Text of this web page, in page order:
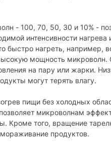
механическое
черный
261 х 455 х
могут изменяться
- 100, 70, 50, 30 и 10% -
интенсивности нагрева
быстро нагреть, например,
мощность микроволн.
на пару или жарки.
могут терять влагу.
пищи без холодных
микроволнам
Кроме того, вращение
продуктов.